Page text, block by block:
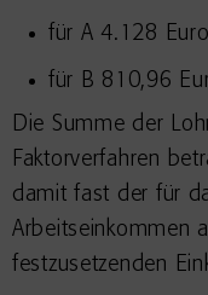
für A 4.128
für B 810,96
Die Summe der
Faktorverfahren
damit fast der für
Arbeitseinkommen
festzusetzenden